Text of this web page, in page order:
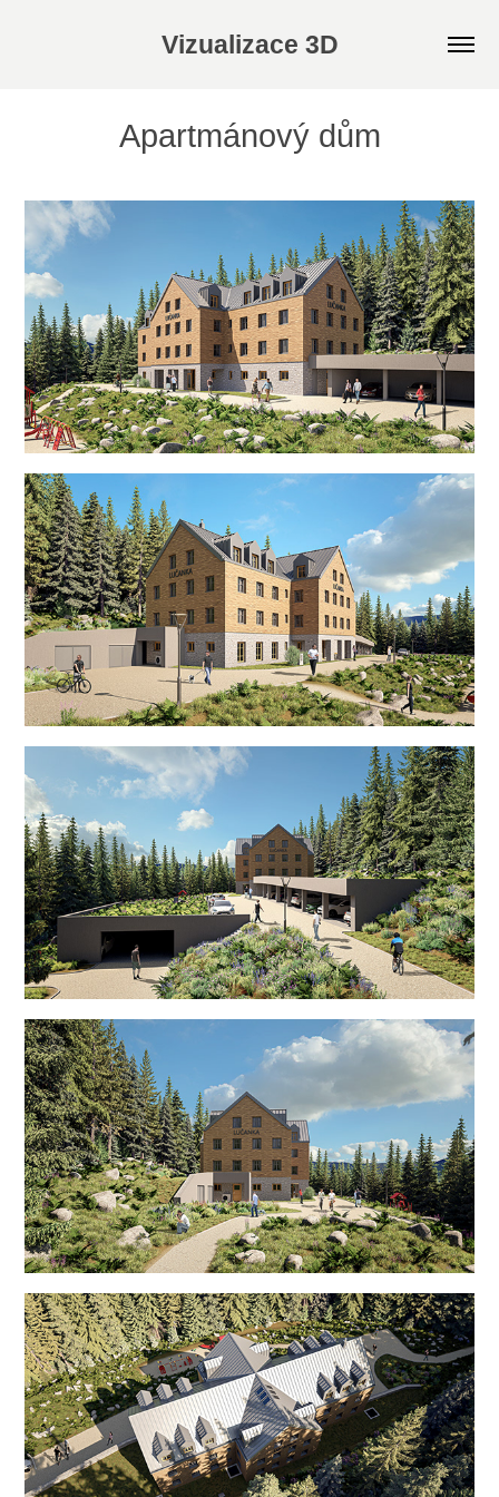
Vizualizace 3D
Apartmánový dům